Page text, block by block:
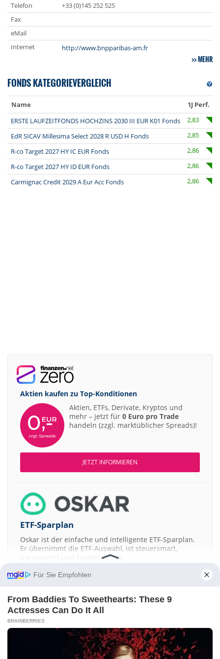
Telefon
+33 (0)145 252 525
Fax
eMail
Internet
http://www.bnpparibas-am.fr
MEHR
FONDS KATEGORIEVERGLEICH
Name
1J Perf.
ERSTE LAUFZEITFONDS HOCHZINS 2030 III EUR K01 Fonds
2,83
EdR SICAV Millesima Select 2028 R USD H Fonds
2,85
R-co Target 2027 HY IC EUR Fonds
2,86
R-co Target 2027 HY ID EUR Fonds
2,86
Carmignac Credit 2029 A Eur Acc Fonds
2,86
Aktien kaufen zu Top-Konditionen
Aktien, ETFs, Derivate, Kryptos und
mehr – jetzt für 0 Euro pro Trade
handeln (zzgl. marktüblicher Spreads)!
JETZT INFORMIEREN
ETF-Sparplan
Oskar ist der einfache und intelligente ETF-Sparplan.
Er übernimmt die ETF-Auswahl, ist steuersmart,
transparent und kostengünstig.
JETZT MEHR ERFAHREN
EuroStoxx 50 Dow Jones NASDAQ 100 Nikkei 225
S&P 500
Für Sie Empfohlen
From Baddies To Sweethearts: These 9
Actresses Can Do It All
BRAINBERRIES